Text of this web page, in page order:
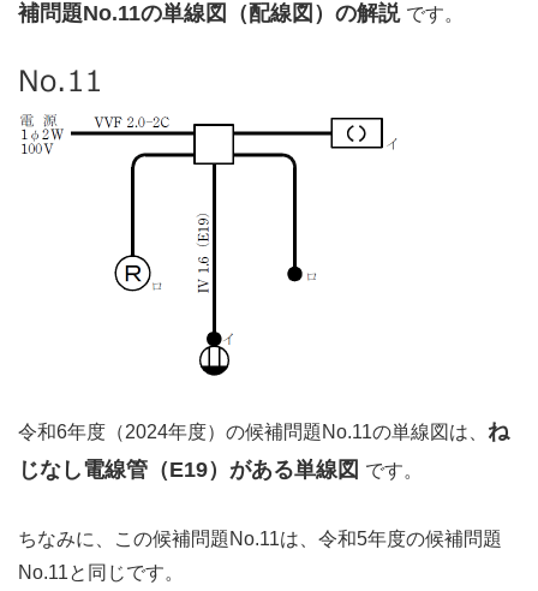
電気数学のお勉強
補問題No.11の単線図（配線図）の解説 です。
令和6年度（2024年度）の候補問題No.11の単線図は、 ね
じなし電線管（E19）がある単線図 です。
ちなみに、この候補問題No.11は、令和5年度の候補問題
No.11と同じです。